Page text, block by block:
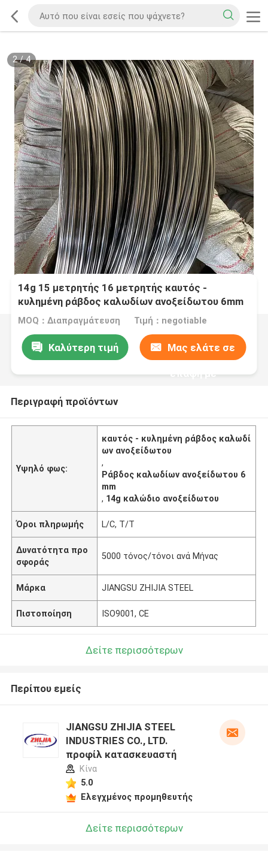
2/4
14g 15 μετρητής 16 μετρητής καυτός -
κυλημένη ράβδος καλωδίων ανοξείδωτου 6mm
βαθμός 304 316
MOQ：Διαπραγμάτευση Τιμή：negotiable
Καλύτερη τιμή Μας ελάτε σε
επαφή με
Περιγραφή προϊόντων
Υψηλό φως:
καυτός - κυλημένη ράβδος καλωδί
ων ανοξείδωτου
,
Ράβδος καλωδίων ανοξείδωτου 6
mm
, 14g καλώδιο ανοξείδωτου
Όροι πληρωμής L/C, T/T
Δυνατότητα προ
σφοράς
5000 τόνος/τόνοι ανά Μήνας
Μάρκα JIANGSU ZHIJIA STEEL
Πιστοποίηση ISO9001, CE
Δείτε περισσότερων
Περίπου εμείς
JIANGSU ZHIJIA STEEL
INDUSTRIES CO., LTD.
προφίλ κατασκευαστή
Κίνα
5.0
Ελεγχμένος προμηθευτής
Δείτε περισσότερων